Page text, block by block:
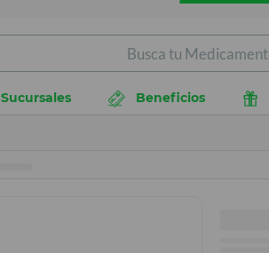
Sucursales Beneficios